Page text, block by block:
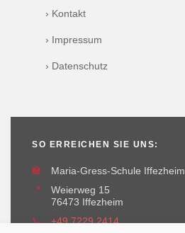
› Kontakt
› Impressum
› Datenschutz
SO ERREICHEN SIE UNS:
🏫
Maria-Gress-Schule Iffezheim
📍
Weierweg 15
76473 Iffezheim
📞
+49 7229 2414